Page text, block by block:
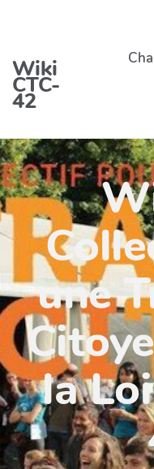
Aller au contenu
Wiki
CTC-
42
une
la